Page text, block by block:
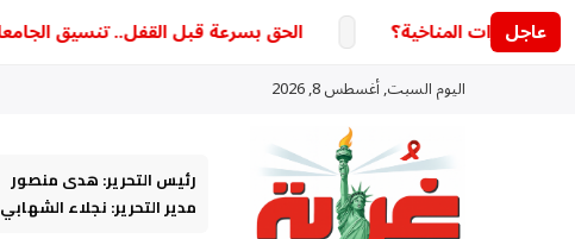
عاجل الحق بسرعة قبل القفل.. تنسيق الجامعات 2026 يحسم آخر فرصة لتعديل الرغبات و75 اختيارا أمام الطلاب
اليوم السبت, أغسطس 8, 2026
رئيس التحرير: هدى منصور
مدير التحرير: نجلاء الشهابي